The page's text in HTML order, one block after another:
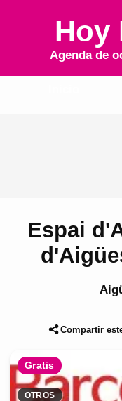
Hoy
Agenda de
Espai
Compartir
Gratis
OTROS